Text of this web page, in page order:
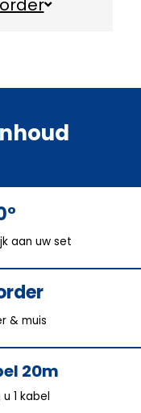
aan uw set
& muis
20m
1 kabel